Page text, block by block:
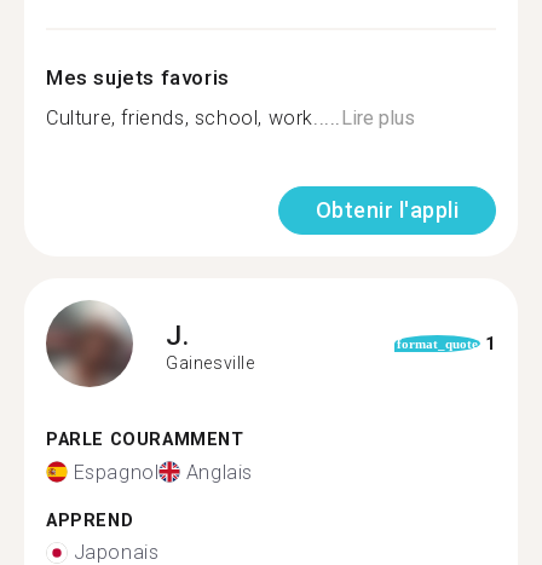
Mes sujets favoris
Culture, friends, school, work.....Lire plus
Obtenir l'appli
J.
Gainesville
format_quote 1
PARLE COURAMMENT
Espagnol Anglais
APPREND
Japonais